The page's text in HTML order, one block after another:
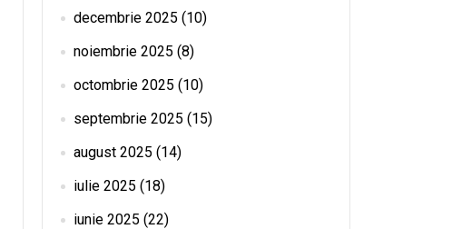
decembrie 2025 (10)
noiembrie 2025 (8)
octombrie 2025 (10)
septembrie 2025 (15)
august 2025 (14)
iulie 2025 (18)
iunie 2025 (22)